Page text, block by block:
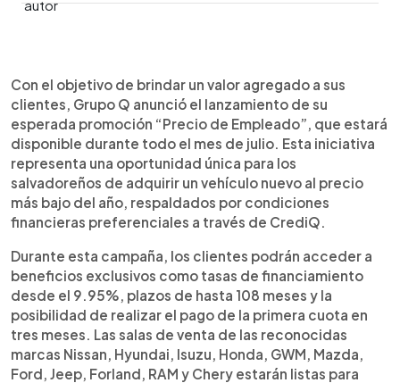
► Escuchar artículo
Con el objetivo de brindar un valor agregado a sus
clientes, Grupo Q anunció el lanzamiento de su
esperada promoción “Precio de Empleado”, que estará
disponible durante todo el mes de julio. Esta iniciativa
representa una oportunidad única para los
salvadoreños de adquirir un vehículo nuevo al precio
más bajo del año, respaldados por condiciones
financieras preferenciales a través de CrediQ.
Durante esta campaña, los clientes podrán acceder a
beneficios exclusivos como tasas de financiamiento
desde el 9.95%, plazos de hasta 108 meses y la
posibilidad de realizar el pago de la primera cuota en
tres meses. Las salas de venta de las reconocidas
marcas Nissan, Hyundai, Isuzu, Honda, GWM, Mazda,
Ford, Jeep, Forland, RAM y Chery estarán listas para